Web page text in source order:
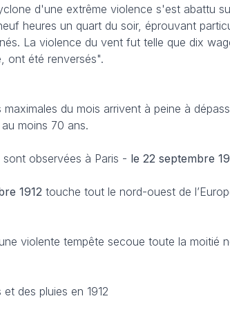
d'une extrême violence s'est abattu
heures un quart du soir, éprouvant
La violence du vent fut telle que dix
ont été renversés".
du mois arrivent à peine à
moins 70 ans.
observées à Paris - le 22 septembre
1912 touche tout le nord-ouest de
violente tempête secoue toute la moitié
des pluies en 1912